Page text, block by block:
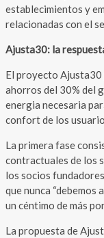
establecimientos y
relacionadas con el
Ajusta30: la
El proyecto
ahorros del 30% del
energia necesaria
confort de los
La primera fase
contractuales de los
los socios
que nunca “debemos
un céntimo de más
La propuesta de